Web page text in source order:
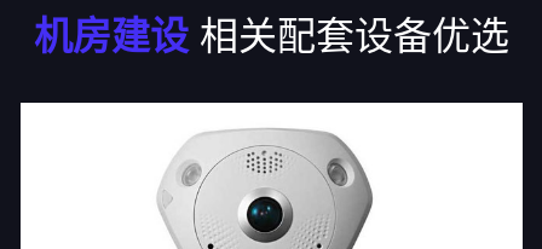
机房建设相关配套设备优选